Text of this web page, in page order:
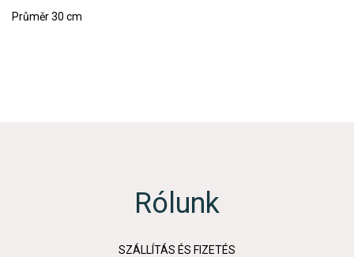
Průměr 30 cm
Rólunk
SZÁLLÍTÁS ÉS FIZETÉS